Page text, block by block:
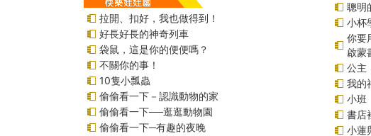
拉開、扣好，我也做得到！
好長好長的神奇列車
袋鼠，這是你的便便嗎？
不關你的事！
10隻小瓢蟲
偷偷看一下－認識動物的家
偷偷看一下──逛逛動物園
偷偷看一下─有趣的夜晚
聰明
小杯
你要
啟蒙
公主
我的
小班
書店
小蓮